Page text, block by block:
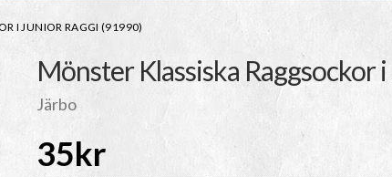
I JUNIOR RAGGI (91990)
Mönster Klassiska Raggsockor
Järbo
35kr